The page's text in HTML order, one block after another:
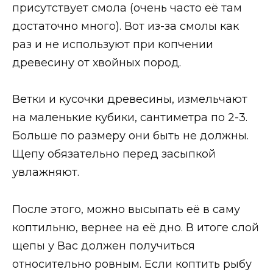
присутствует смола (очень часто её там
достаточно много). Вот из-за смолы как
раз и не используют при копчении
древесину от хвойных пород.
Ветки и кусочки древесины, измельчают
на маленькие кубики, сантиметра по 2-3.
Больше по размеру они быть не должны.
Щепу обязательно перед засыпкой
увлажняют.
После этого, можно высыпать её в саму
коптильню, вернее на её дно. В итоге слой
щепы у Вас должен получиться
относительно ровным. Если коптить рыбу